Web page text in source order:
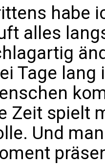
habe
alles
Tage lang
Zeit spielt
Und